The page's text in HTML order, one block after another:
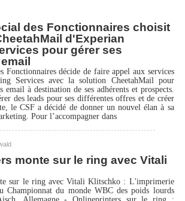
des Fonctionnaires choisit
d'Experian
pour gérer ses
Fonctionnaires décide de faire appel aux services
Services avec la solution CheetahMail pour
email à destination de ses adhérents et prospects.
des leads pour ses différentes offres et de créer
le CSF a décidé de donner un nouvel élan à sa
Pour l’accompagner dans
monte sur le ring avec Vitali
sur le ring avec Vitali Klitschko : L'imprimerie
Championnat du monde WBC des poids lourds